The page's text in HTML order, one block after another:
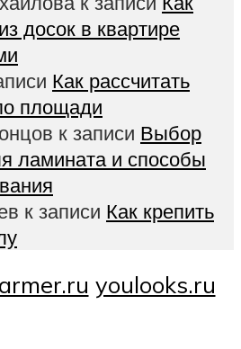
досок в квартире
Как рассчитать
площади
к записи Выбор
ламината и способы
к записи Как крепить
youlooks.ru